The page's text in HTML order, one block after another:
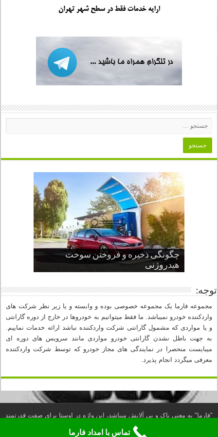
چگونگی ذخیره و فروختن سوخت
هیدروژنی
قدرتمندترین ماسل کارها یا خودروهای
عضلانی امریکایی
چرا نمک باعث خوردگی خودرو می شود؟
پنج کابین جذاب سال های اخیر صنعت
خودروسازی
از صفر تا صد طراحی خودرو قسمت
سوم
توجه:
مجموعه فارما یک مجموعه خصوصی بوده و وابسته و یا زیر نظر شرکت های
واردکننده خودرو نمیباشد. ما فقط میتوانیم به خودروها در خارج از دوره گارانتی
و یا مواردی که مشمول گارانتی شرکت واردکننده نباشد ارائه خدمات نماییم.
به جهت باطل نشدن گارانتی خودرو مواردی مانند سرویس های دوره ای
میبایست منحصرا در نمایندگی های مجاز خودرو که توسط شرکت واردکننده
معرفی میگردد انجام پذیرد.
"فارما" به معنی پاک و بی آلایش میباشد، این واژه در اوستا برای صفت قدرتمند
بسیار به کار رفته است. (لغتنامه دهخدا)
تلفن امداد خودرو شبانه روزی فارما: 88897510-021
تماس با امداد فارما